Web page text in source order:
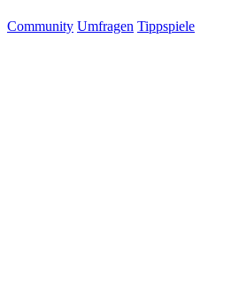
Community Umfragen Tippspiele